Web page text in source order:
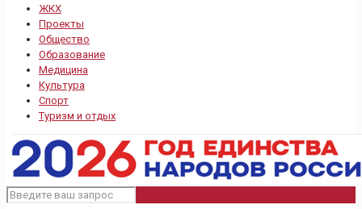
ЖКХ
Проекты
Общество
Образование
Медицина
Культура
Спорт
Туризм и отдых